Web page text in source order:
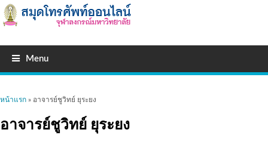
Menu
คุณอยู่ที่นี่
หน้าแรก » อาจารย์ชูวิทย์ ยุระยง
อาจารย์ชูวิทย์ ยุระยง